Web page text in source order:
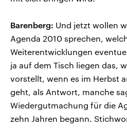
Barenberg: Und jetzt wollen
Agenda 2010 sprechen,
Weiterentwicklungen
ja auf dem Tisch liegen das,
vorstellt, wenn es im Herbst
geht, als Antwort, manche
Wiedergutmachung für die
zehn Jahren begann.